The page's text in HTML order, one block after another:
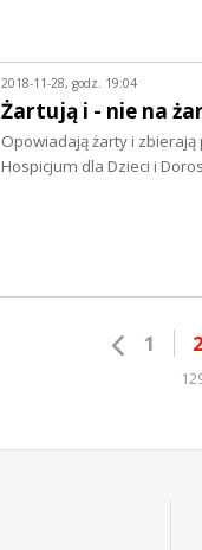
2018-11-28, godz. 19:04
Żartują i - nie na
Opowiadają żarty i
Hospicjum dla Dzieci i
1 2